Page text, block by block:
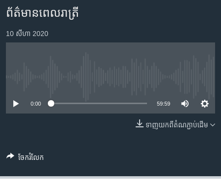
ទំព័រ​
ព័ត៌មាន​​
តែ​
ម្តង
រចនា
ចូល​
ហេឡូវីអូអេ
កម្ពុជាច្នៃប្រតិដ្ឋ
កម្មវិធីទាំងអស់
បណ្តាញ​សង្គម
YouTube Music
ព័ត៌មានពេលរាត្រី
10 សីហា 2020
0:00 59:59
ទាញ​យក​ពី​តំណភ្ជាប់​ដើម
ចែករំលែក